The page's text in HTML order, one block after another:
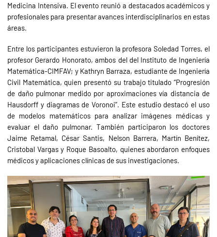
Medicina Intensiva. El evento reunió a destacados académicos y
profesionales para presentar avances interdisciplinarios en estas
áreas.
Entre los participantes estuvieron la profesora Soledad Torres, el
profesor Gerardo Honorato, ambos del del Instituto de Ingeniería
Matemática-CIMFAV; y Kathryn Barraza, estudiante de Ingeniería
Civil Matemática, quien presentó su trabajo titulado “Progresión
de daño pulmonar medido por aproximaciones vía distancia de
Hausdorff y diagramas de Voronoi”. Este estudio destacó el uso
de modelos matemáticos para analizar imágenes médicas y
evaluar el daño pulmonar. También participaron los doctores
Jaime Retamal, César Santis, Nelson Barrera, Martín Benítez,
Cristobal Vargas y Roque Basoalto, quienes abordaron enfoques
médicos y aplicaciones clínicas de sus investigaciones.